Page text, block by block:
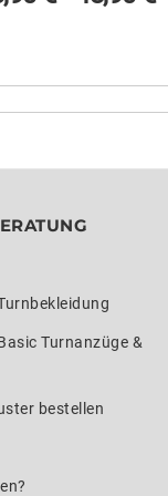
Turnanzüge &
bestellen